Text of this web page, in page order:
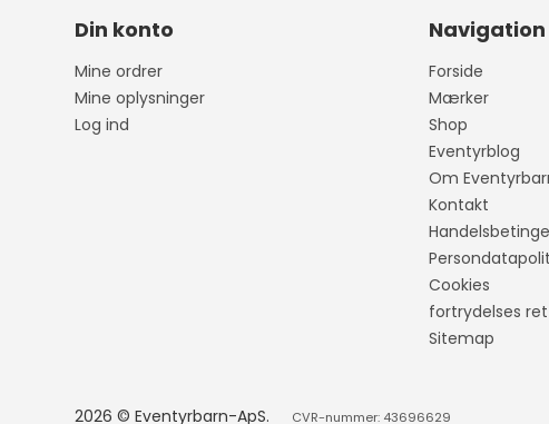
Din konto
Mine ordrer
Mine oplysninger
Log ind
Navigation
Forside
Mærker
Shop
Eventyrblog
Om
Kontakt
Cookies
fortrydelses ret
Sitemap
2026 © Eventyrbarn-ApS. CVR-nummer: 43696629